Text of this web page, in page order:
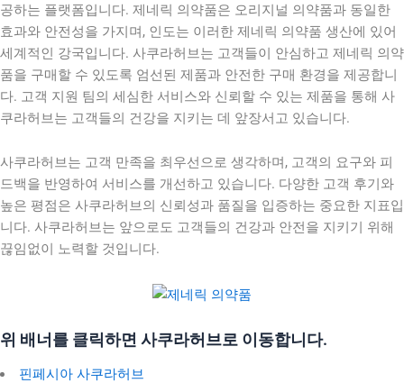
공하는 플랫폼입니다. 제네릭 의약품은 오리지널 의약품과 동일한
효과와 안전성을 가지며, 인도는 이러한 제네릭 의약품 생산에 있어
세계적인 강국입니다. 사쿠라허브는 고객들이 안심하고 제네릭 의약
품을 구매할 수 있도록 엄선된 제품과 안전한 구매 환경을 제공합니
다. 고객 지원 팀의 세심한 서비스와 신뢰할 수 있는 제품을 통해 사
쿠라허브는 고객들의 건강을 지키는 데 앞장서고 있습니다.
사쿠라허브는 고객 만족을 최우선으로 생각하며, 고객의 요구와 피
드백을 반영하여 서비스를 개선하고 있습니다. 다양한 고객 후기와
높은 평점은 사쿠라허브의 신뢰성과 품질을 입증하는 중요한 지표입
니다. 사쿠라허브는 앞으로도 고객들의 건강과 안전을 지키기 위해
끊임없이 노력할 것입니다.
위 배너를 클릭하면 사쿠라허브로 이동합니다.
핀페시아 사쿠라허브